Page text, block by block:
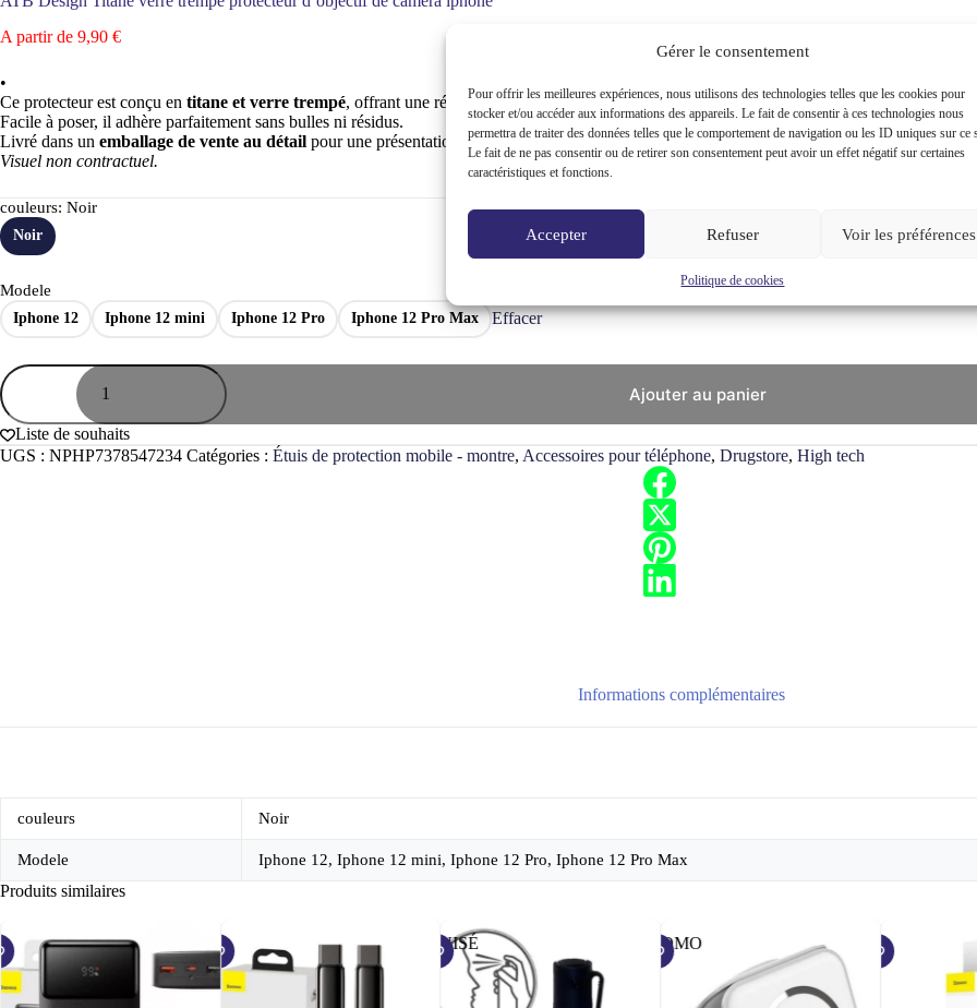
Gérer le consentement
Pour offrir les meilleures expériences, nous utilisons des technologies telles que les cookies pour
stocker et/ou accéder aux informations des appareils. Le fait de consentir à ces technologies nous
permettra de traiter des données telles que le comportement de navigation ou les ID uniques sur ce
Le fait de ne pas consentir ou de retirer son consentement peut avoir un effet négatif sur certaines
caractéristiques et fonctions.
Accepter Refuser Voir les préférences
Politique de cookies
A partir de 9,90 €
•
Ce protecteur est conçu en titane et verre trempé, offrant une résistance exceptionnelle aux chocs et aux rayures.
Facile à poser, il adhère parfaitement sans bulles ni résidus.
Livré dans un emballage de vente au détail pour une présentation soignée.
Visuel non contractuel.
couleurs: Noir
Noir
Modele
Iphone 12 Iphone 12 mini Iphone 12 Pro Iphone 12 Pro Max Effacer
quantité
de
ATB
Design
Titane
verre
Ajouter au panier
Liste de souhaits
UGS : NPHP7378547234 Catégories : Étuis de protection mobile - montre, Accessoires pour téléphone, Drugstore, High tech
Informations complémentaires
couleurs Noir
Modele Iphone 12, Iphone 12 mini, Iphone 12 Pro, Iphone 12 Pro Max
Produits similaires
ÉPUISÉ PROMO